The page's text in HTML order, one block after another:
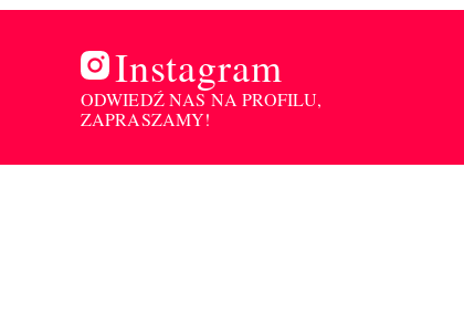
Instagram
ODWIEDŹ NAS NA PROFILU,
ZAPRASZAMY!